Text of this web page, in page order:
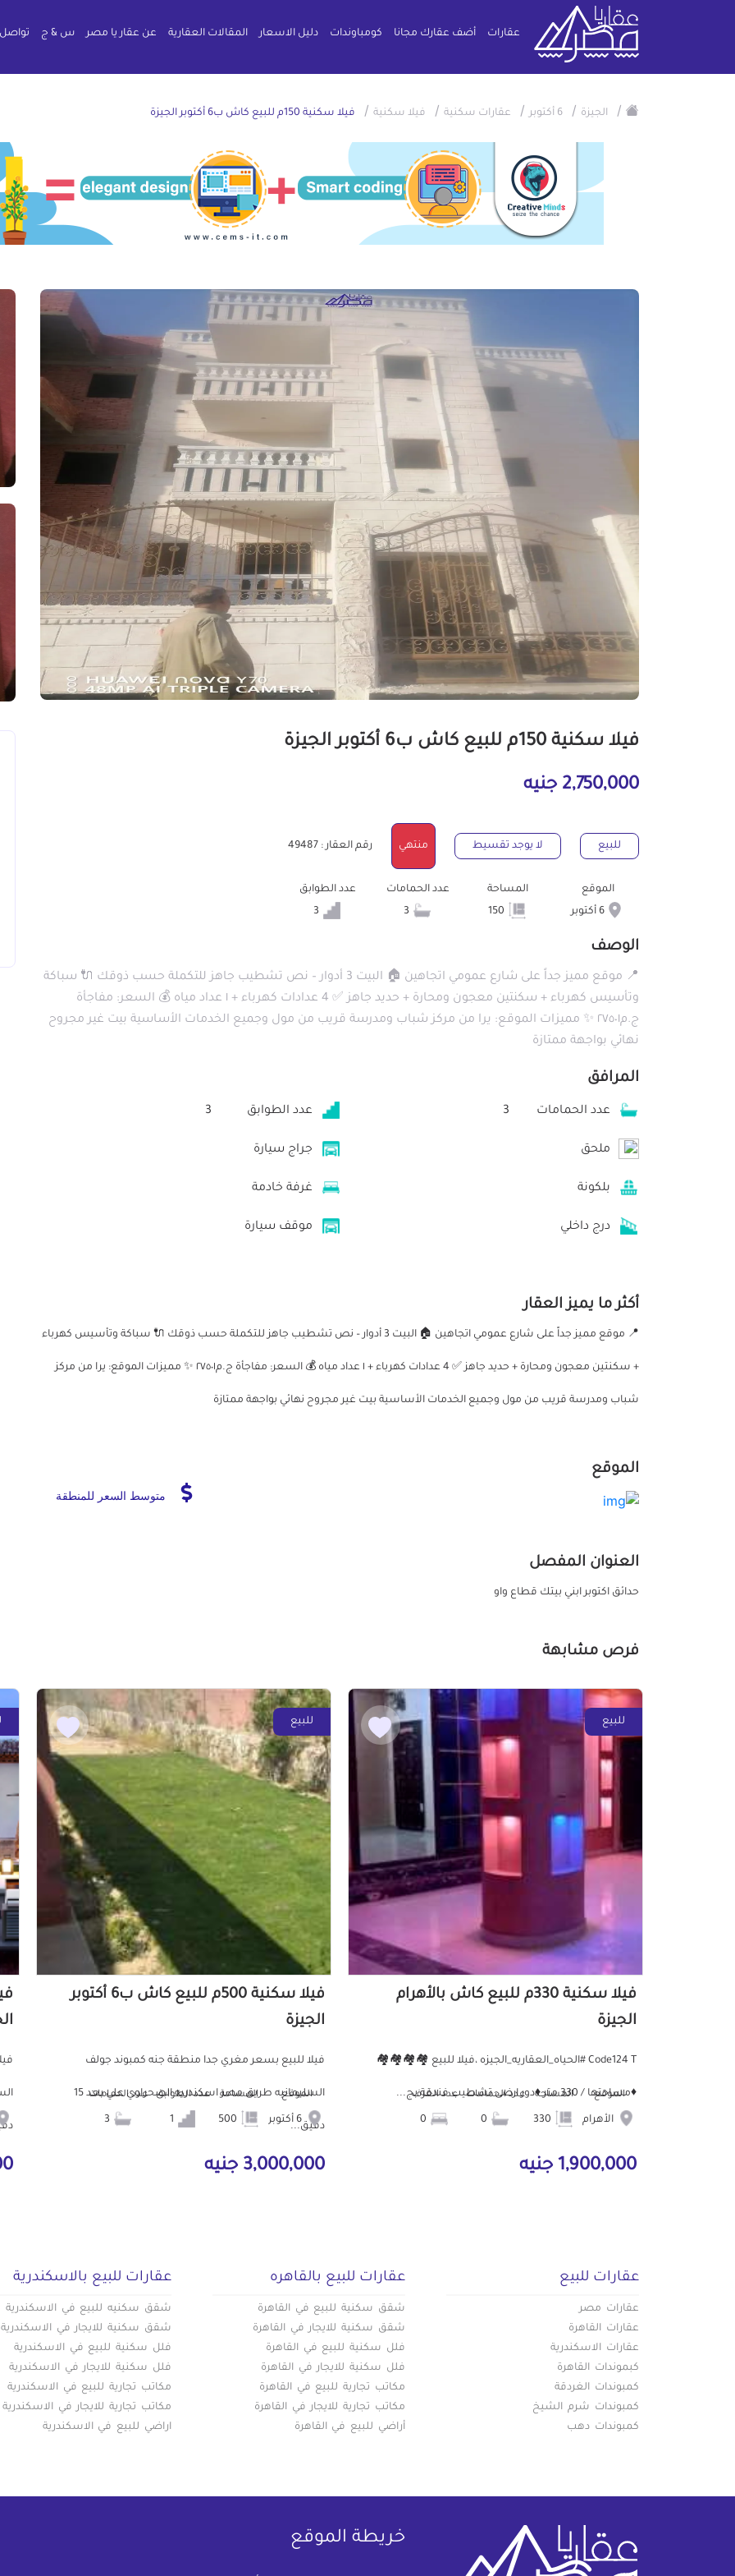
عقارات أضف عقارك مجانا كومباوندات دليل الاسعار المقالات العقارية عن عقار يا مصر س & ج
/ الجيزة / 6 أكتوبر / عقارات سكنية / فيلا سكنية / فيلا سكنية 150م للبيع كاش ب6 أكتوبر الجيزة
فيلا سكنية 150م للبيع كاش ب6 أكتوبر الجيزة
2,750,000 جنيه
للبيع لا يوجد تقسيط منتهي رقم العقار : 49487
الموقع
6 أكتوبر
المساحة
عدد الحمامات
عدد الطوابق
الوصف
📍 موقع مميز جداً على شارع عمومي اتجاهين 🏠 البيت 3 أدوار – نص تشطيب جاهز للتكملة حسب ذوقك 🔌 سباكة
وتأسيس كهرباء + سكنتين معجون ومحارة + حديد جاهز ✅ 4 عدادات كهرباء + ١ عداد مياه 💰 السعر: مفاجأة
ج.م٢٧٥٠١ ✨ مميزات الموقع: يرا من مركز شباب ومدرسة قريب من مول وجميع الخدمات الأساسية بيت غير مجروح
نهائي بواجهة ممتازة
المرافق
عدد الحمامات 3 عدد الطوابق 3
ملحق جراج سيارة
بلكونة غرفة خادمة
درج داخلي موقف سيارة
أكثر ما يميز العقار
📍 موقع مميز جداً على شارع عمومي اتجاهين 🏠 البيت 3 أدوار – نص تشطيب جاهز للتكملة حسب ذوقك 🔌 سباكة وتأسيس كهرباء
+ سكنتين معجون ومحارة + حديد جاهز ✅ 4 عدادات كهرباء + ١ عداد مياه 💰 السعر: مفاجأة ج.م٢٧٥٠١ ✨ مميزات الموقع: يرا من مركز
شباب ومدرسة قريب من مول وجميع الخدمات الأساسية بيت غير مجروح نهائي بواجهة ممتازة
الموقع
متوسط السعر للمنطقة
العنوان المفصل
حدائق اكتوبر ابني بيتك قطاع واو
فرص مشابهة
للبيع
فيلا سكنية 330م للبيع كاش بالأهرام
الجيزة
Code124 T #الحياه_العقاريه_الجيزه ،فيلا للبيع 🏘️🏘️🏘️🏘️
♦️مساحتها / 330 متر ♦️دور ارضى تشطيب فندقة بج...
الموقع
الأهرام
المساحة عدد الحمامات عدد الغرف
1,900,000 جنيه
للبيع
فيلا سكنية 500م للبيع كاش ب6 أكتوبر
الجيزة
فيلا للبيع بسعر مغري جدا منطقة جنه كمبوند جولف
السليمانيه طريق مصر اسكندريه الصحراوي علي بعد 15
دقيق...
الموقع المساحة عدد الطوابق عدد الحمامات
3,000,000 جنيه
عقارات للبيع
عقارات مصر
عقارات القاهرة
عقارات الاسكندرية
كبموندات القاهرة
كمبوندات الغردقة
كمبوندات شرم الشيخ
كمبوندات دهب
عقارات للبيع بالقاهره
شقق سكنية للبيع في القاهرة
شقق سكنية للايجار في القاهرة
فلل سكنية للبيع في القاهرة
فلل سكنية للايجار في القاهرة
مكاتب تجارية للبيع في القاهرة
مكاتب تجارية للايجار في القاهرة
أراضي للبيع في القاهرة
عقارات للبيع بالاسكندرية
شقق سكنيه للبيع في الاسكندرية
شقق سكنية للايجار في الاسكندرية
فلل سكنية للبيع في الاسكندرية
فلل سكنية للايجار في الاسكندرية
مكاتب تجارية للبيع في الاسكندرية
مكاتب تجارية للايجار في الاسكندرية
اراضي للبيع في الاسكندرية
خريطة الموقع